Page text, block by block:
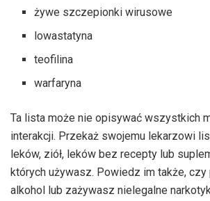
żywe szczepionki wirusowe
lowastatyna
teofilina
warfaryna
Ta lista może nie opisywać wszystkich
interakcji. Przekaż swojemu lekarzowi
leków, ziół, leków bez recepty lub
których używasz. Powiedz im także,
alkohol lub zażywasz nielegalne